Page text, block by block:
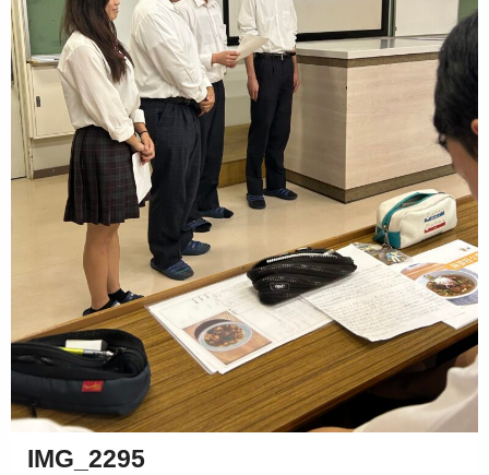
IMG_2295